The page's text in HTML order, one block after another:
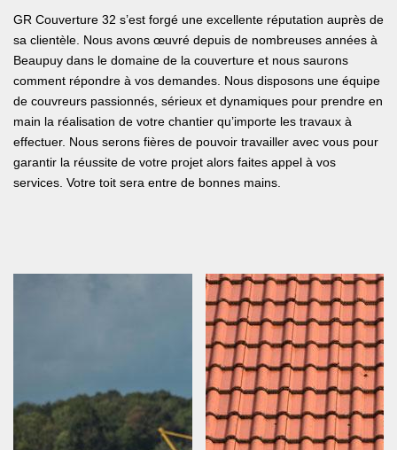
GR Couverture 32 s’est forgé une excellente réputation auprès de
sa clientèle. Nous avons œuvré depuis de nombreuses années à
Beaupuy dans le domaine de la couverture et nous saurons
comment répondre à vos demandes. Nous disposons une équipe
de couvreurs passionnés, sérieux et dynamiques pour prendre en
main la réalisation de votre chantier qu’importe les travaux à
effectuer. Nous serons fières de pouvoir travailler avec vous pour
garantir la réussite de votre projet alors faites appel à vos
services. Votre toit sera entre de bonnes mains.